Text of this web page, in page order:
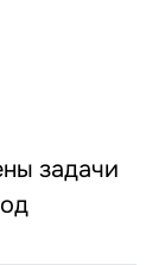
задачи